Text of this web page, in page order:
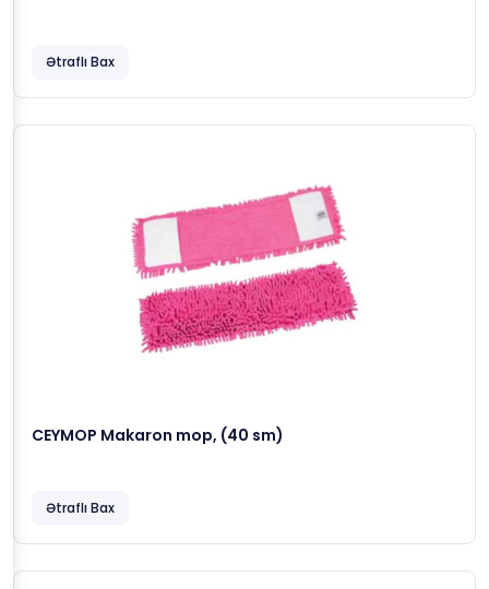
Ətraflı Bax
CEYMOP Makaron mop, (40 sm)
Ətraflı Bax